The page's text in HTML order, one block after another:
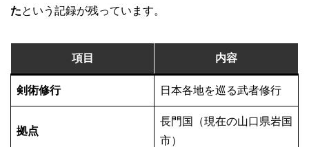
たという記録が残っています。
項目 内容
剣術修行 日本各地を巡る武者修行
拠点
長門国（現在の山口県岩国
市）